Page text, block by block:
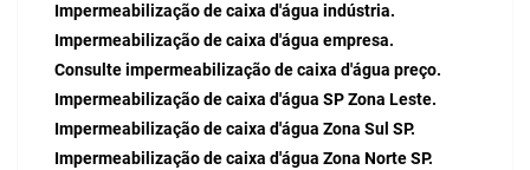
Impermeabilização de caixa d'água indústria.
Impermeabilização de caixa d'água empresa.
Consulte impermeabilização de caixa d'água preço.
Impermeabilização de caixa d'água SP Zona Leste.
Impermeabilização de caixa d'água Zona Sul SP.
Impermeabilização de caixa d'água Zona Norte SP.